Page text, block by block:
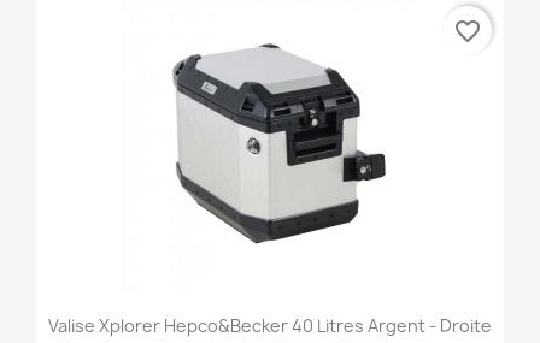
Valise Xplorer Hepco&Becker 40 Litres Argent - Droite
favorite_border